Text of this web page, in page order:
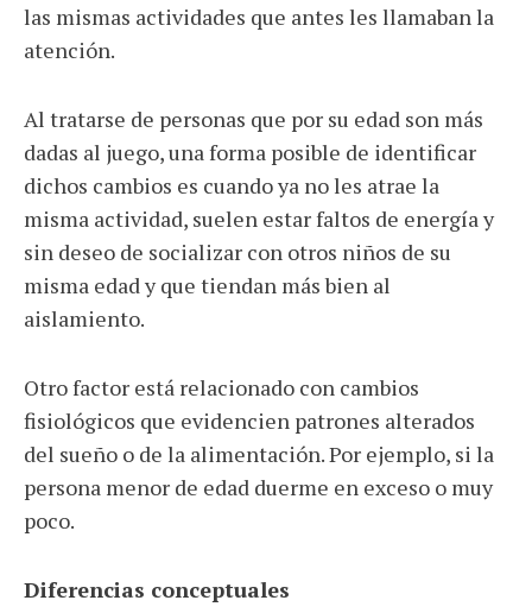
las mismas actividades que antes les llamaban la
atención.
Al tratarse de personas que por su edad son más
dadas al juego, una forma posible de identificar
dichos cambios es cuando ya no les atrae la
misma actividad, suelen estar faltos de energía y
sin deseo de socializar con otros niños de su
misma edad y que tiendan más bien al
aislamiento.
Otro factor está relacionado con cambios
fisiológicos que evidencien patrones alterados
del sueño o de la alimentación. Por ejemplo, si la
persona menor de edad duerme en exceso o muy
poco.
Diferencias conceptuales